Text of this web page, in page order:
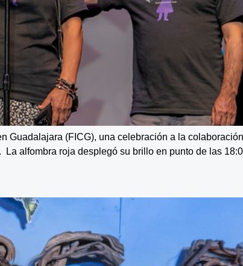
(FICG), una celebración a la
alfombra roja desplegó su brillo en punto de las